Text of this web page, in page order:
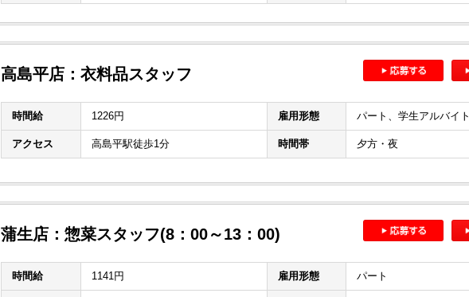
高島平店：衣料品スタッフ
時間給 1226円 雇用形態 パート、学生アルバイト
アクセス 高島平駅徒歩1分 時間帯 夕方・夜
蒲生店：惣菜スタッフ(8：00～13：00)
時間給 1141円 雇用形態 パート